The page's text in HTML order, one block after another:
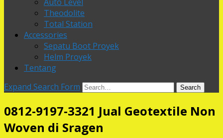
Theodolite
Total Station
Accessories
Sepatu Boot Proyek
Helm Proyek
Tentang
Expand Search Form
Search
0812-9197-3321 Jual Geotextile Non
Woven di Sragen